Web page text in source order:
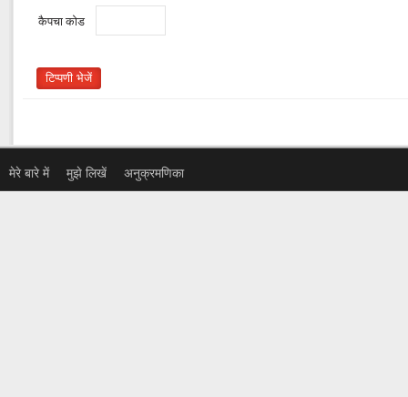
कैपचा कोड
मेरे बारे में मुझे लिखें अनुक्रमणिका